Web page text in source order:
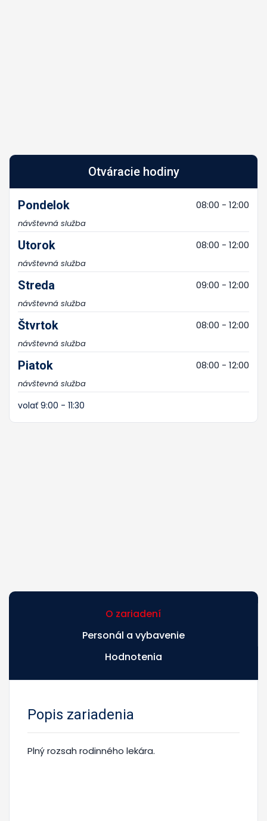
Otváracie hodiny
Pondelok 08:00 - 12:00
návštevná služba
Utorok 08:00 - 12:00
návštevná služba
Streda 09:00 - 12:00
návštevná služba
Štvrtok 08:00 - 12:00
návštevná služba
Piatok 08:00 - 12:00
návštevná služba
volať 9:00 - 11:30
O zariadení
Personál a vybavenie
Hodnotenia
Popis zariadenia
Plný rozsah rodinného lekára.